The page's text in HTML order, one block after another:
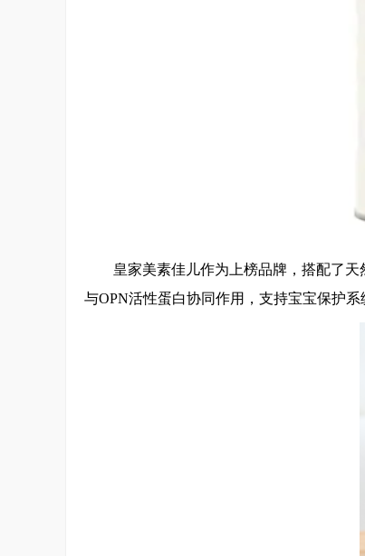
皇家美素佳儿作为上榜品牌，搭配了
与OPN活性蛋白协同作用，支持宝宝保护系